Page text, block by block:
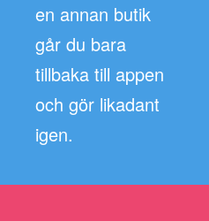
en annan butik
går du bara
tillbaka till appen
och gör likadant
igen.